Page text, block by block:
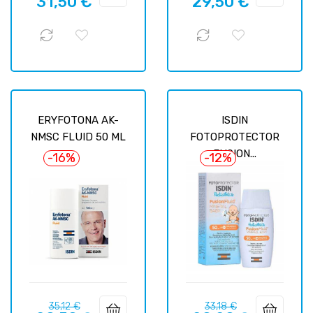
ERYFOTONA AK-
NMSC FLUID 50 ML
-16%
Prix
35,12 €Prix
ISDIN
FOTOPROTECTOR
FUSION...
-12%
Prix
33,18 €Prix